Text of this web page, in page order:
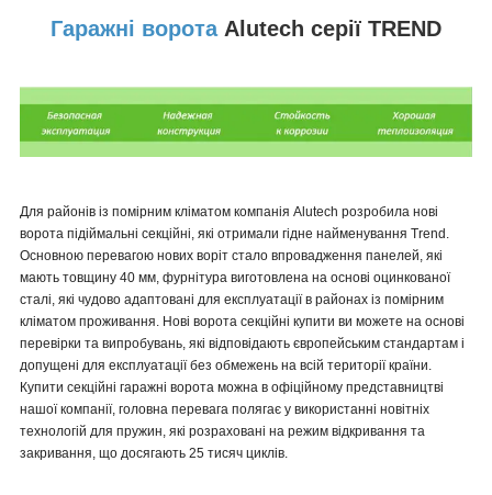
Гаражні воротаAlutech серії TREND
Для районів із помірним кліматом компанія Alutech розробила нові
ворота підіймальні секційні, які отримали гідне найменування Trend.
Основною перевагою нових воріт стало впровадження панелей, які
мають товщину 40 мм, фурнітура виготовлена на основі оцинкованої
сталі, які чудово адаптовані для експлуатації в районах із помірним
кліматом проживання. Нові ворота секційні купити ви можете на основі
перевірки та випробувань, які відповідають європейським стандартам і
допущені для експлуатації без обмежень на всій території країни.
Купити секційні гаражні ворота можна в офіційному представництві
нашої компанії, головна перевага полягає у використанні новітніх
технологій для пружин, які розраховані на режим відкривання та
закривання, що досягають 25 тисяч циклів.